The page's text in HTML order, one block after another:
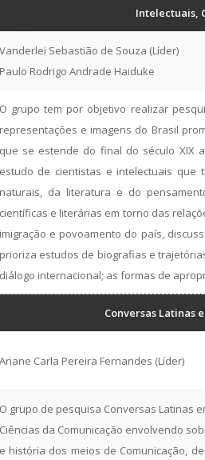
Intelectuais,
Vanderlei Sebastião de Souza (Líder)
Paulo Rodrigo Andrade Haiduke
O grupo tem por objetivo realizar
representações e imagens do Brasil
que se estende do final do século XIX
estudo de cientistas e intelectuais que
naturais, da literatura e do
científicas e literárias em torno das
imigração e povoamento do país,
prioriza estudos de biografias e
diálogo internacional; as formas de
Conversas Latinas
Ariane Carla Pereira Fernandes (Líder)
O grupo de pesquisa Conversas Latinas
Ciências da Comunicação envolvendo
e história dos meios de Comunicação,